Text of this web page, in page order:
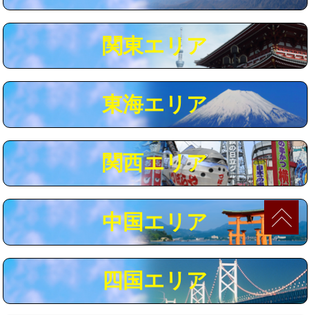
給水管工事※（ライニング鋼管・銅
管・ポリ管・HT管使用/3ｍ超え)
+8,800円
マス交換（土の掘削・埋め戻し作業） 11,000円~
マス交換（深さ50㎝未満） 55,000円
マス交換（深さ50㎝以上） 66,000円
コンクリート斫り（厚さ10㎝まで） 27,500円
コンクリート斫り（厚さ10㎝超え） 38,500円
モルタル補修（厚さ10㎝まで）
モルタル補修（厚さ10㎝超え） 38,500円
追加人工 16,500円
廃棄・処分 現場見積
関東エリア
東海エリア
関西エリア
中国エリア
四国エリア